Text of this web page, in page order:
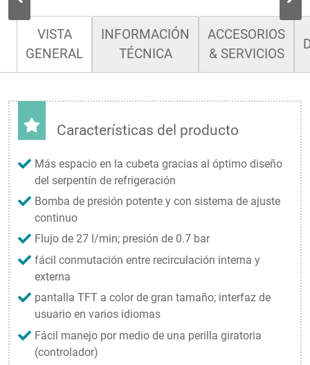
VISTA
GENERAL
INFORMACIÓN
TÉCNICA
ACCESORIOS
& SERVICIOS
Características del producto
Más espacio en la cubeta gracias al óptimo diseño
del serpentín de refrigeración
Bomba de presión potente y con sistema de ajuste
continuo
Flujo de 27 l/min; presión de 0.7 bar
fácil conmutación entre recirculación interna y
externa
pantalla TFT a color de gran tamaño; interfaz de
usuario en varios idiomas
Fácil manejo por medio de una perilla giratoria
(controlador)